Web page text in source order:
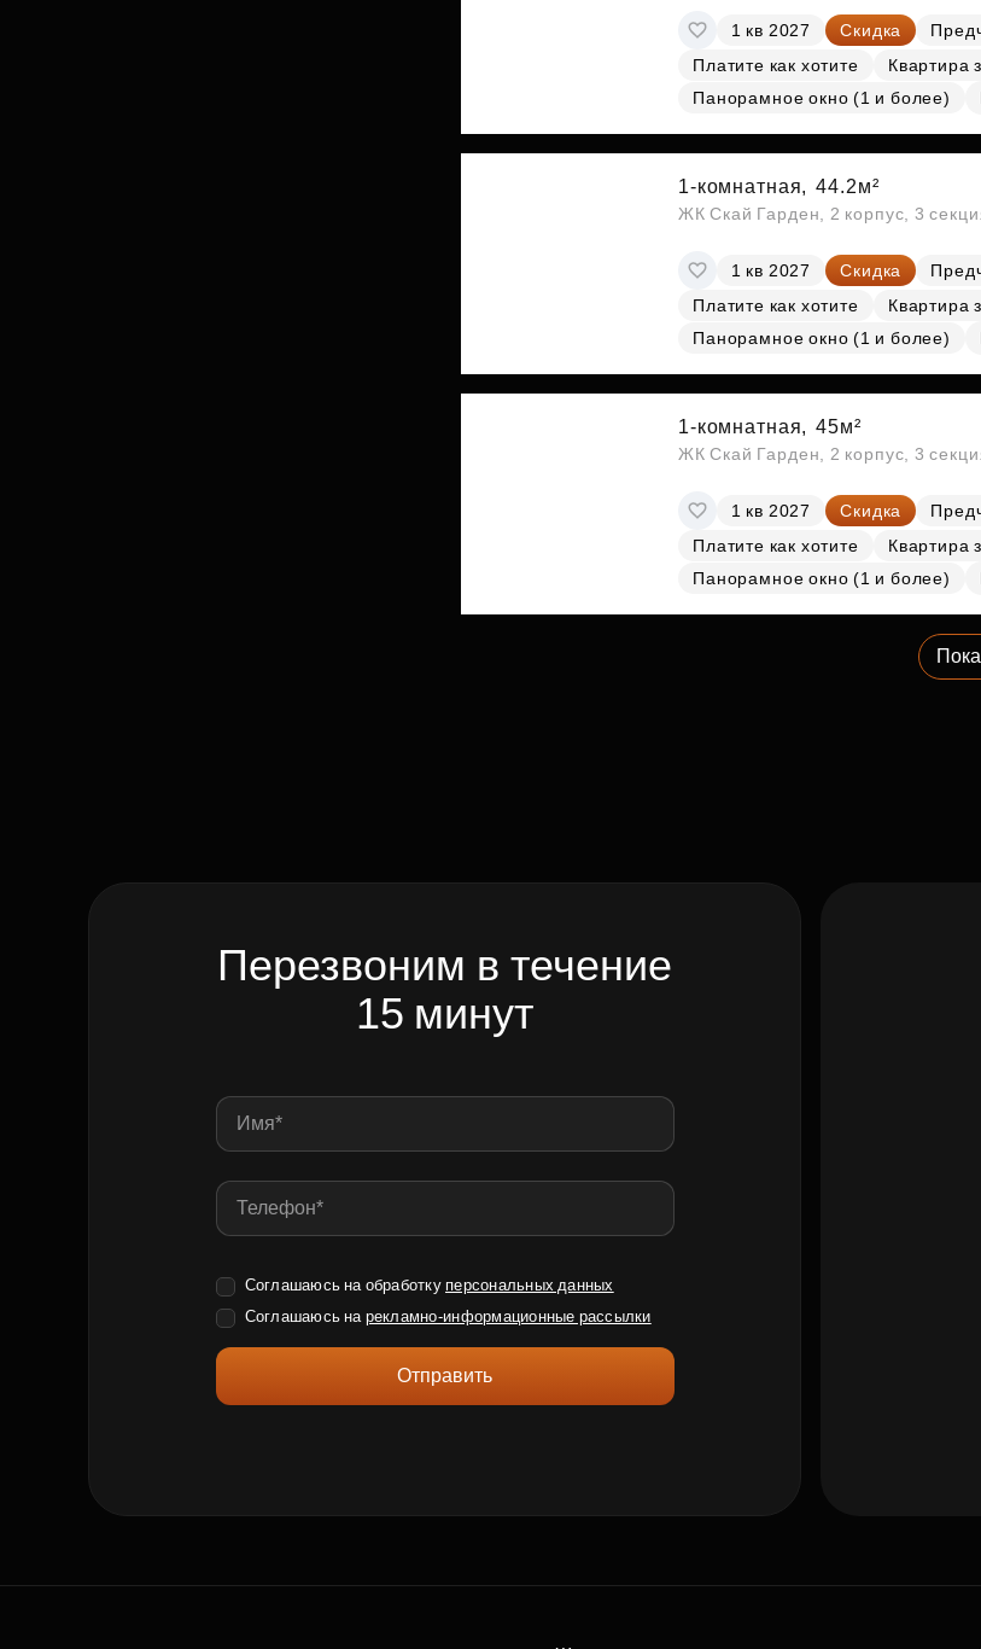
1 кв 2027 Скидка
Платите как хотите
Квартира
Панорамное окно (1 и более)
1-комнатная, 44.2м²
ЖК Скай Гарден, 2 корпус, 3
1 кв 2027 Скидка
Платите как хотите
Квартира
Панорамное окно (1 и более)
1-комнатная, 45м²
ЖК Скай Гарден, 2 корпус, 3
1 кв 2027 Скидка
Платите как хотите
Квартира
Панорамное окно (1 и более)
Перезвоним в течение
15 минут
Соглашаюсь на обработку персональных данных
Соглашаюсь на рекламно-информационные рассылки
Отправить